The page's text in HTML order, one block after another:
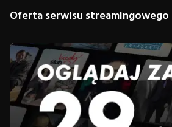
Oferta serwisu streamingowego